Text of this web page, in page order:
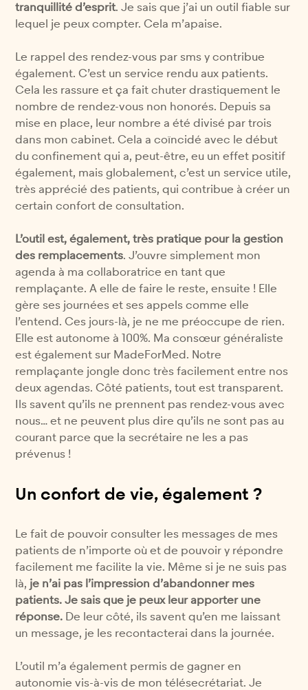
tranquillité d’esprit. Je sais que j’ai un outil fiable sur
lequel je peux compter. Cela m’apaise.
Le rappel des rendez-vous par sms y contribue
également. C’est un service rendu aux patients.
Cela les rassure et ça fait chuter drastiquement le
nombre de rendez-vous non honorés. Depuis sa
mise en place, leur nombre a été divisé par trois
dans mon cabinet. Cela a coïncidé avec le début
du confinement qui a, peut-être, eu un effet positif
également, mais globalement, c’est un service utile,
très apprécié des patients, qui contribue à créer un
certain confort de consultation.
L’outil est, également, très pratique pour la gestion
des remplacements. J’ouvre simplement mon
agenda à ma collaboratrice en tant que
remplaçante. A elle de faire le reste, ensuite ! Elle
gère ses journées et ses appels comme elle
l’entend. Ces jours-là, je ne me préoccupe de rien.
Elle est autonome à 100%. Ma consœur généraliste
est également sur MadeForMed. Notre
remplaçante jongle donc très facilement entre nos
deux agendas. Côté patients, tout est transparent.
Ils savent qu’ils ne prennent pas rendez-vous avec
nous… et ne peuvent plus dire qu’ils ne sont pas au
courant parce que la secrétaire ne les a pas
prévenus !
Un confort de vie, également ?
Le fait de pouvoir consulter les messages de mes
patients de n’importe où et de pouvoir y répondre
facilement me facilite la vie. Même si je ne suis pas
là, je n’ai pas l’impression d’abandonner mes
patients. Je sais que je peux leur apporter une
réponse. De leur côté, ils savent qu’en me laissant
un message, je les recontacterai dans la journée.
L’outil m’a également permis de gagner en
autonomie vis-à-vis de mon télésecrétariat. Je